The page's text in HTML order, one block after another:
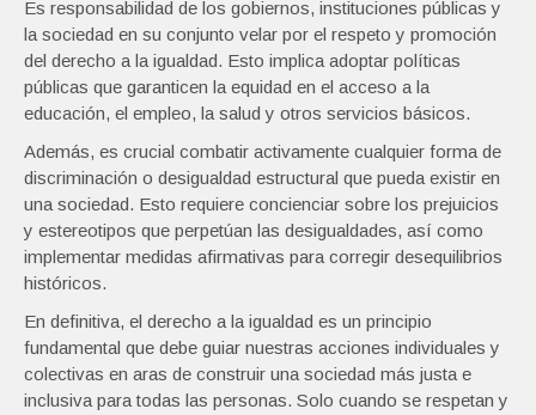
Es responsabilidad de los gobiernos, instituciones públicas y
la sociedad en su conjunto velar por el respeto y promoción
del derecho a la igualdad. Esto implica adoptar políticas
públicas que garanticen la equidad en el acceso a la
educación, el empleo, la salud y otros servicios básicos.
Además, es crucial combatir activamente cualquier forma de
discriminación o desigualdad estructural que pueda existir en
una sociedad. Esto requiere concienciar sobre los prejuicios
y estereotipos que perpetúan las desigualdades, así como
implementar medidas afirmativas para corregir desequilibrios
históricos.
En definitiva, el derecho a la igualdad es un principio
fundamental que debe guiar nuestras acciones individuales y
colectivas en aras de construir una sociedad más justa e
inclusiva para todas las personas. Solo cuando se respetan y